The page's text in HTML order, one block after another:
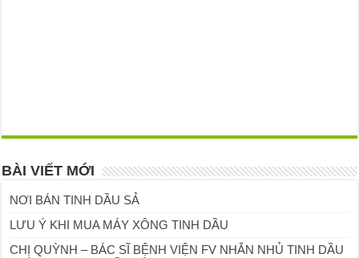
BÀI VIẾT MỚI
NƠI BÁN TINH DẦU SẢ
LƯU Ý KHI MUA MÁY XÔNG TINH DẦU
CHỊ QUỲNH – BÁC SĨ BỆNH VIỆN FV NHẮN NHỦ TINH DẦU